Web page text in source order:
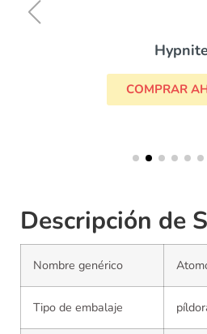
Hypnite
COMPRAR
Descripción de
Nombre genérico
Tipo de embalaje